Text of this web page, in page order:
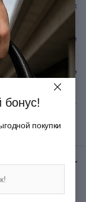
методом.
Fibrox
Разделочные
Гладкое
Термоэластопласт
бонус!
покупки